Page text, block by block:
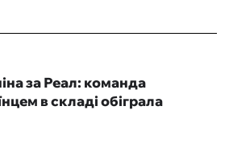
за Реал: команда
в складі обіграла